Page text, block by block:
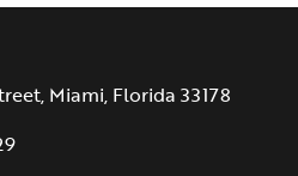
Miami, Florida 33178